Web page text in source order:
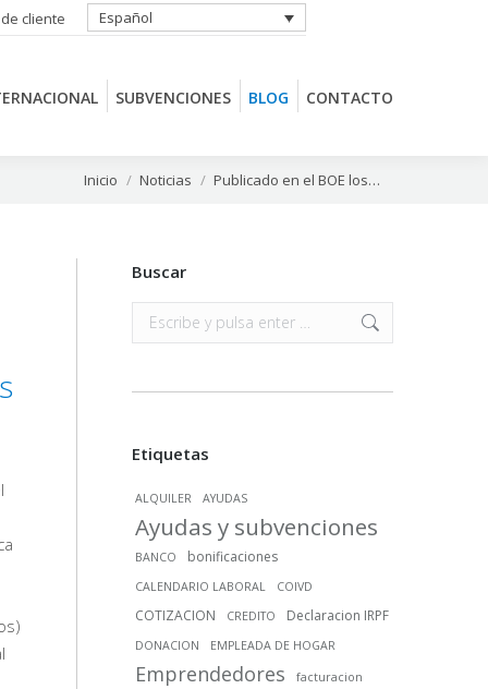
cliente Español
SUBVENCIONES BLOG CONTACTO
Estás aquí:
Inicio Noticias Publicado en el BOE los…
Buscar
Buscar:
Etiquetas
ALQUILER AYUDAS
Ayudas y subvenciones
BANCO bonificaciones
CALENDARIO LABORAL COIVD
COTIZACION CREDITO Declaracion IRPF
DONACION EMPLEADA DE HOGAR
Emprendedores facturacion